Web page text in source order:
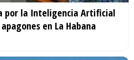
por la Inteligencia Artificial
en La Habana